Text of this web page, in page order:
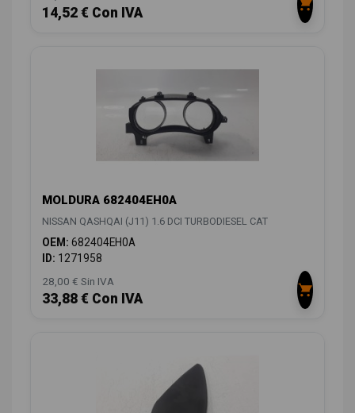
14,52 € Con IVA
MOLDURA 682404EH0A
NISSAN QASHQAI (J11) 1.6 DCI TURBODIESEL CAT
OEM: 682404EH0A
ID: 1271958
28,00 € Sin IVA
33,88 € Con IVA